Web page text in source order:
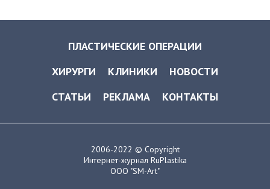
ПЛАСТИЧЕСКИЕ ОПЕРАЦИИ
ХИРУРГИ
КЛИНИКИ
НОВОСТИ
СТАТЬИ
РЕКЛАМА КОНТАКТЫ
2006-2022 © Copyright
Интернет-журнал RuPlastika
ООО "SM-Art"